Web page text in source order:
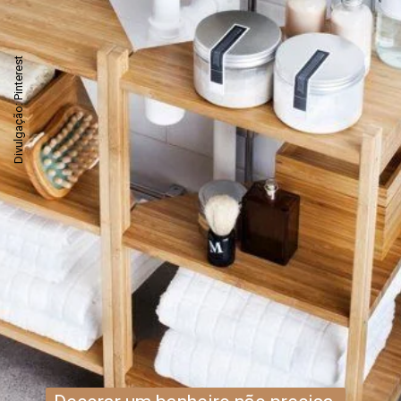
Divulgação: Pinterest